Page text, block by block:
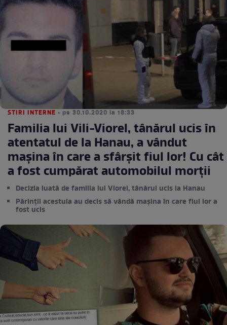
STIRI INTERNE • pe 30.10.2020 la 18:33
Familia lui Vili-Viorel, tânărul ucis în
atentatul de la Hanau, a vândut
mașina în care a sfârșit fiul lor! Cu cât
a fost cumpărat automobilul morții
Decizia luată de familia lui Viorel, tânărul ucis la Hanau
Părinții acestuia au decis să vândă mașina în care fiul lor a
fost ucis